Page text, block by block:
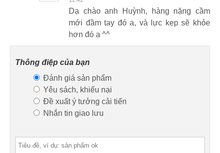
Dạ chào anh Huỳnh, hàng nặng cầm
mới đầm tay đó a, và lực kẹp sẽ khỏe
hơn đó ạ ^^
Thông điệp của bạn
Đánh giá sản phẩm
Yêu sách, khiếu nại
Đề xuất ý tưởng cải tiến
Nhắn tin giao lưu